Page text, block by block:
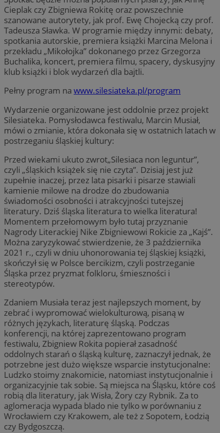
Cieplak czy Zbigniewa Rokitę oraz powszechnie
szanowane autorytety, jak prof. Ewę Chojecką czy prof.
Tadeusza Sławka. W programie między innymi: debaty,
spotkania autorskie, premiera książki Marcina Melona i
przekładu „Mikołojka” dokonanego przez Grzegorza
Buchalika, koncert, premiera filmu, spacery, dyskusyjny
klub książki i blok wydarzeń dla bajtli.
Pełny program na www.silesiateka.pl/program
Wydarzenie organizowane jest oddolnie przez projekt
Silesiateka. Pomysłodawca festiwalu, Marcin Musiał,
mówi o zmianie, która dokonała się w ostatnich latach w
postrzeganiu śląskiej kultury:
Przed wiekami ukuto zwrot„Silesiaca non leguntur”,
czyli „śląskich książek się nie czyta”. Dzisiaj jest już
zupełnie inaczej, przez lata pisarki i pisarze stawiali
kamienie milowe na drodze do zbudowania
świadomości osobności i atrakcyjności tutejszej
literatury. Dziś śląska literatura to wielka literatura!
Momentem przełomowym było tutaj przyznanie
Nagrody Literackiej Nike Zbigniewowi Rokicie za „Kajś”.
Można zaryzykować stwierdzenie, że 3 października
2021 r., czyli w dniu uhonorowania tej śląskiej książki,
skończył się w Polsce bercikizm, czyli postrzeganie
Śląska przez pryzmat folkloru, śmieszności i
stereotypów.
Zdaniem Musiała teraz jest najlepszych moment, by
zebrać i wypromować wielokulturową, pisaną w
różnych językach, literaturę śląską. Podczas
konferencji, na której zaprezentowano program
festiwalu, Zbigniew Rokita popierał zasadność
oddolnych starań o śląską kulturę, zaznaczył jednak, że
potrzebne jest dużo większe wsparcie instytucjonalne:
Ludzko stoimy znakomicie, natomiast instytucjonalnie i
organizacyjnie tak sobie. Są miejsca na Śląsku, które coś
robią dla literatury, jak Wisła, Żory czy Rybnik. Za to
aglomeracja wypada blado nie tylko w porównaniu z
Wrocławiem czy Krakowem, ale też z Sopotem, Łodzią
czy Bydgoszczą.